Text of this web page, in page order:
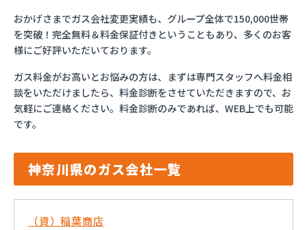
おかげさまでガス会社変更実績も、グループ全体で150,000世帯
を突破！完全無料＆料金保証付きということもあり、多くのお客
様にご好評いただいております。
ガス料金がお高いとお悩みの方は、まずは専門スタッフへ料金相
談をいただけましたら、料金診断をさせていただきますので、お
気軽にご連絡ください。料金診断のみであれば、WEB上でも可能
です。
神奈川県のガス会社一覧
（資）稲葉商店